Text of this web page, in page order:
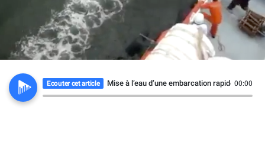
Ecouter cet article Mise à l’eau d’une embarcation rapide un peu
00:00